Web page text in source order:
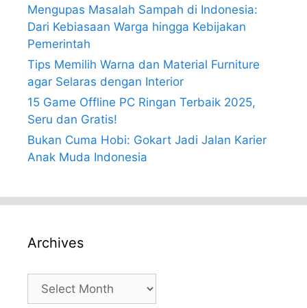
Mengupas Masalah Sampah di Indonesia:
Dari Kebiasaan Warga hingga Kebijakan
Pemerintah
Tips Memilih Warna dan Material Furniture
agar Selaras dengan Interior
15 Game Offline PC Ringan Terbaik 2025,
Seru dan Gratis!
Bukan Cuma Hobi: Gokart Jadi Jalan Karier
Anak Muda Indonesia
Archives
Archives